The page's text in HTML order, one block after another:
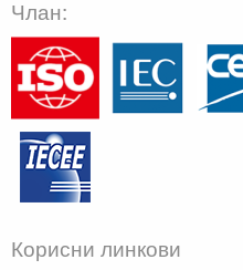
Члан:
Корисни линкови